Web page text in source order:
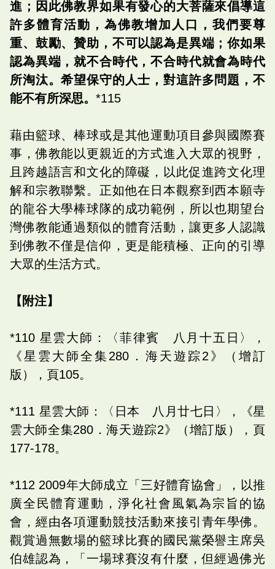
進；因此佛教界如果有發心的大菩薩來倡導這
許多體育活動，為佛教增加人口，我們要尊
重、鼓勵、贊助，不可以認為是異端；你如果
認為異端，就不合時代，不合時代就會為時代
所淘汰。希望保守的人士，對這許多問題，不
能不有所深思。 *115
藉由籃球、棒球或是其他運動項目參與國際賽
事，佛教能以更親近的方式進入大眾的視野，
且跨越語言和文化的障礙，以此促進跨文化理
解和宗教聯繫。正如他在日本觀察到西本願寺
的龍谷大學棒球隊的成功範例，所以也期望台
灣佛教能通過類似的體育活動，讓更多人認識
到佛教不僅是信仰，更是能積極、正向的引導
大眾的生活方式。
【附注】
*110 星雲大師：〈菲律賓 八月十五日〉，
《星雲大師全集280．海天遊踪2》（增訂
版），頁105。
*111 星雲大師：〈日本 八月廿七日〉，《星
雲大師全集280．海天遊踪2》（增訂版），頁
177-178。
*112 2009年大師成立「三好體育協會」，以推
廣全民體育運動，淨化社會風氣為宗旨的協
會，經由各項運動競技活動來接引青年學佛。
觀賞過無數場的籃球比賽的國民黨榮譽主席吳
伯雄認為，「一場球賽沒有什麼，但經過佛光